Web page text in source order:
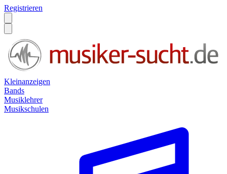
Registrieren
Kleinanzeigen
Bands
Musiklehrer
Musikschulen